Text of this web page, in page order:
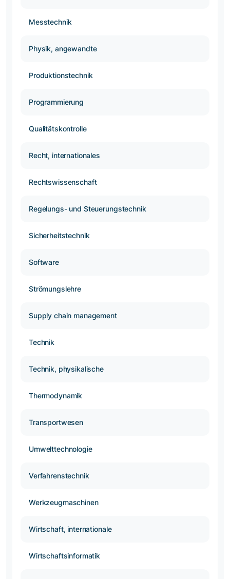
Messtechnik
Physik, angewandte
Produktionstechnik
Programmierung
Qualitätskontrolle
Recht, internationales
Rechtswissenschaft
Regelungs- und Steuerungstechnik
Sicherheitstechnik
Software
Strömungslehre
Supply chain management
Technik
Technik, physikalische
Thermodynamik
Transportwesen
Umwelttechnologie
Verfahrenstechnik
Werkzeugmaschinen
Wirtschaft, internationale
Wirtschaftsinformatik